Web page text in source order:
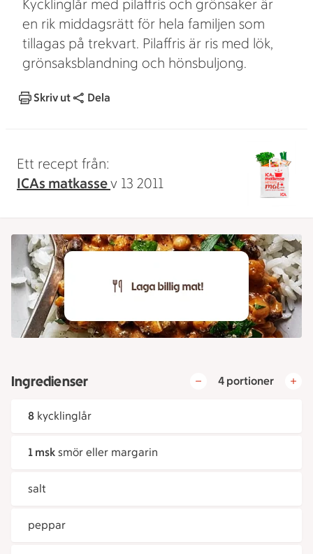
Kycklinglår med pilaffris och grönsaker är
en rik middagsrätt för hela familjen som
tillagas på trekvart. Pilaffris är ris med lök,
grönsaksblandning och hönsbuljong.
Skriv ut Dela
Ett recept från:
ICAs matkassev 13 2011
Ingredienser 4 portioner
8 kycklinglår
1 msk smör eller margarin
salt
peppar